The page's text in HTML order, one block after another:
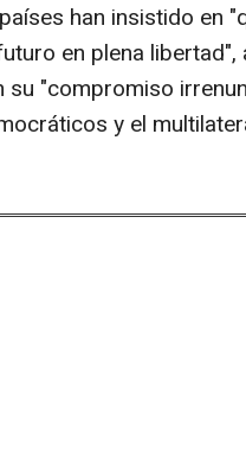
han insistido en
en plena libertad",
su "compromiso
y el